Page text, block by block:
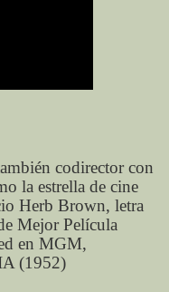
codirector con
la estrella de cine
Herb Brown, letra
Mejor Película
en MGM,
(1952)